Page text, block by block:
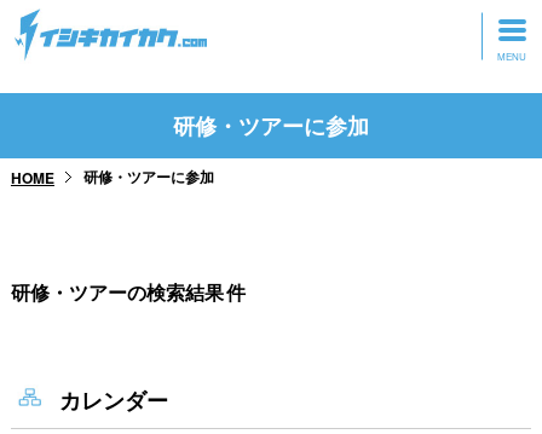
トップページ
研修・ツアーに参加
研修・ツアーに参加
HOME 研修・ツアーに参加
研修・ツアーの検索結果件
カレンダー